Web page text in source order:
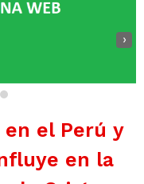
›
en el Perú y
en la